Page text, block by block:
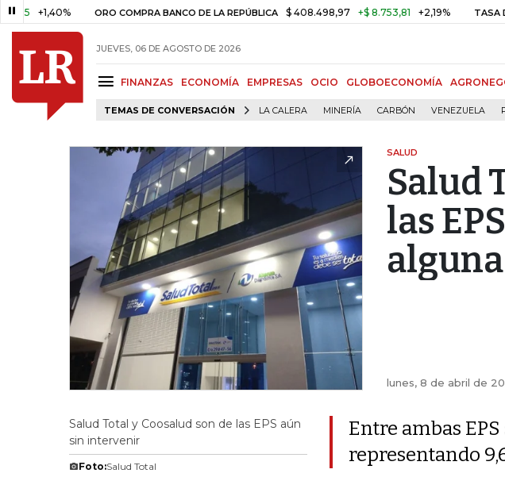
+1,40% ORO COMPRA BANCO DE LA REPÚBLICA $ 408.498,97 +$ 8.753,81 +2,19% TASA DE
JUEVES, 06 DE AGOSTO DE 2026
FINANZAS ECONOMÍA EMPRESAS OCIO GLOBOECONOMÍA
TEMAS DE CONVERSACIÓN LA CALERA MINERÍA CARBÓN VENEZUELA
SALUD
Salud
las
lunes, 8 de abril de
Salud Total y Coosalud son de las EPS aún
sin intervenir
Foto:Salud Total
Entre ambas
representando